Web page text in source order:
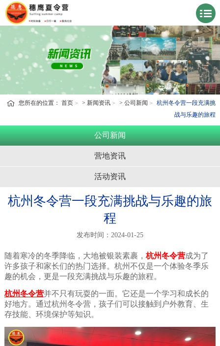
您所在的位置：首页 >新闻资讯 >公司新闻
杭州冬令营一段充满挑
战与乐趣的旅程
公司新闻
营地资讯
活动资讯
杭州冬令营一段充满挑战与乐趣的旅
程
发布时间：2024-01-25
随着寒冷的冬季降临，大地被银装素裹， 杭州冬令营成为了
许多孩子和家长们的热门选择。杭州不仅是一个体验冬季乐
趣的机会，更是一段充满挑战与乐趣的旅程。
杭州冬令营并不只有玩耍的一面。它还是一个学习和成长的
好地方。通过杭州冬令营，孩子们可以接触到户外教育、生
存技能、环境保护等知识。